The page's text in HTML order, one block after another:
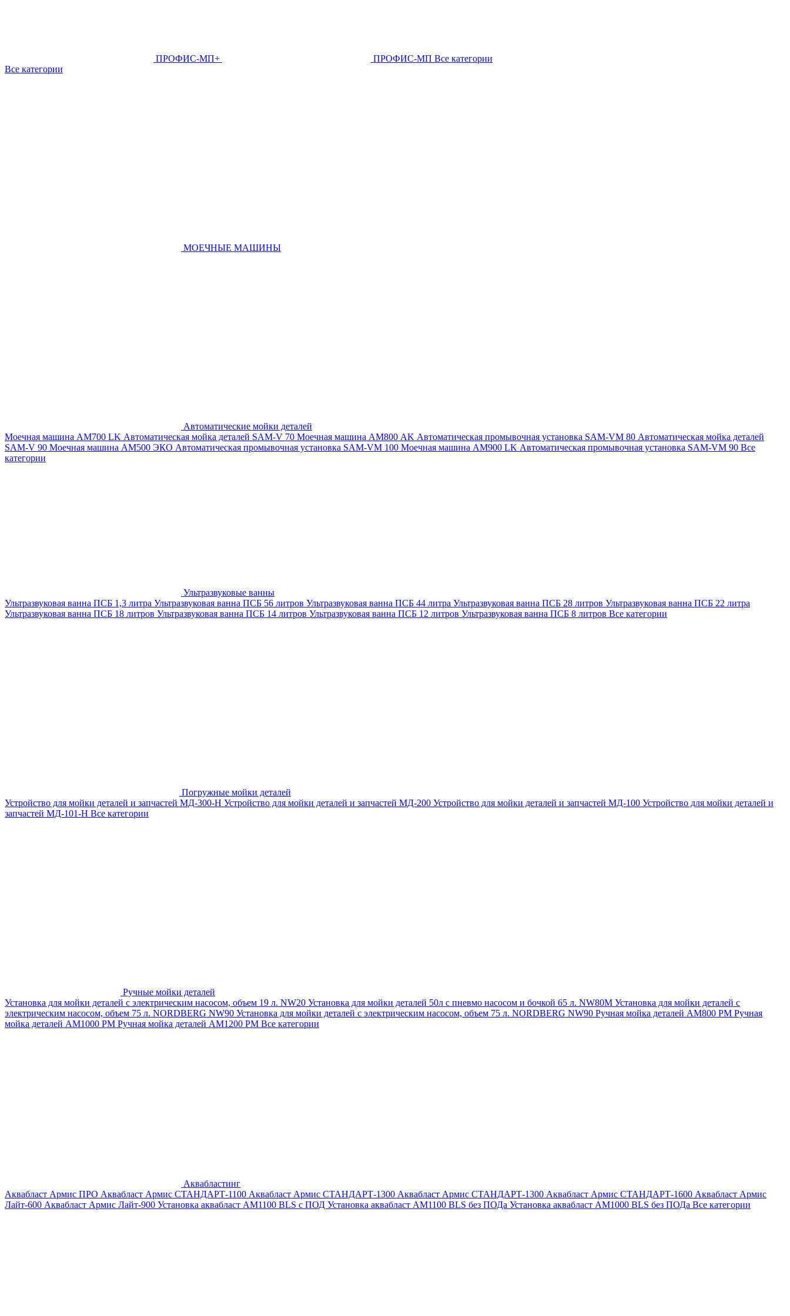
ПРОФИС-МП+ ПРОФИС-МП Все категории
Все категории
МОЕЧНЫЕ МАШИНЫ
Автоматические мойки деталей
Моечная машина AM700 LK Автоматическая мойка деталей SAM-V 70 Моечная машина АМ800 AK Автоматическая промывочная установка SAM-VM 80 Автоматическая мойка деталей
SAM-V 90 Моечная машина АМ500 ЭКО Автоматическая промывочная установка SAM-VM 100 Моечная машина AM900 LK Автоматическая промывочная установка SAM-VM 90 Все
категории
Ультразвуковые ванны
Ультразвуковая ванна ПСБ 1,3 литра Ультразвуковая ванна ПСБ 56 литров Ультразвуковая ванна ПСБ 44 литра Ультразвуковая ванна ПСБ 28 литров Ультразвуковая ванна ПСБ 22 литра
Ультразвуковая ванна ПСБ 18 литров Ультразвуковая ванна ПСБ 14 литров Ультразвуковая ванна ПСБ 12 литров Ультразвуковая ванна ПСБ 8 литров Все категории
Погружные мойки деталей
Устройство для мойки деталей и запчастей МД-300-H Устройство для мойки деталей и запчастей МД-200 Устройство для мойки деталей и запчастей МД-100 Устройство для мойки деталей и
запчастей МД-101-Н Все категории
Ручные мойки деталей
Установка для мойки деталей с электрическим насосом, объем 19 л. NW20 Установка для мойки деталей 50л с пневмо насосом и бочкой 65 л. NW80M Установка для мойки деталей с
электрическим насосом, объем 75 л. NORDBERG NW90 Установка для мойки деталей с электрическим насосом, объем 75 л. NORDBERG NW90 Ручная мойка деталей АМ800 РМ Ручная
мойка деталей АМ1000 РМ Ручная мойка деталей АМ1200 РМ Все категории
Аквабластинг
Аквабласт Армис ПРО Аквабласт Армис СТАНДАРТ-1100 Аквабласт Армис СТАНДАРТ-1300 Аквабласт Армис СТАНДАРТ-1300 Аквабласт Армис СТАНДАРТ-1600 Аквабласт Армис
Лайт-600 Аквабласт Армис Лайт-900 Установка аквабласт AM1100 BLS с ПОД Установка аквабласт AM1100 BLS без ПОДа Установка аквабласт AM1000 BLS без ПОДа Все категории